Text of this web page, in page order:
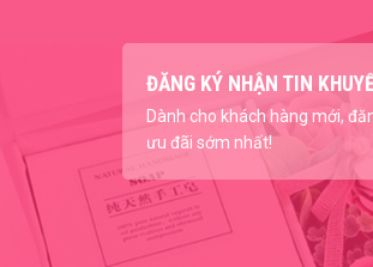
ĐĂNG KÝ NHẬN TIN
Dành cho khách hàng mới,
ưu đãi sớm nhất!